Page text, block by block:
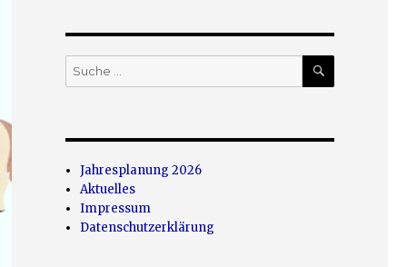
Suche
nach:
SUCHEN
Jahresplanung 2026
Aktuelles
Impressum
Datenschutzerklärung